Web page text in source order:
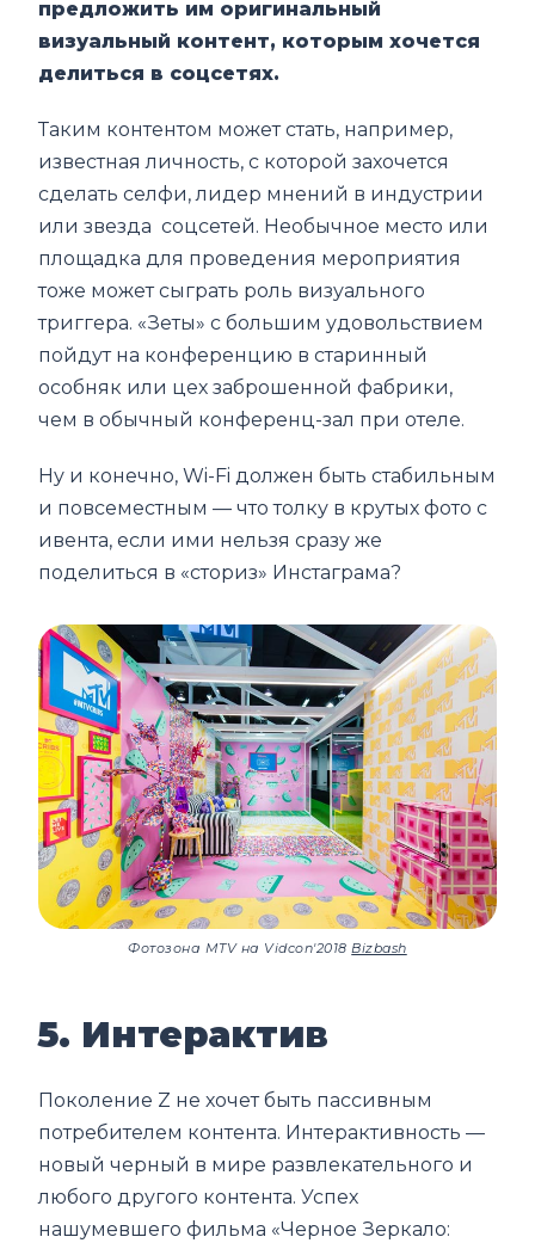
предложить им оригинальный
визуальный контент, которым хочется
делиться в соцсетях.
Таким контентом может стать, например,
известная личность, с которой захочется
сделать селфи, лидер мнений в индустрии
или звезда соцсетей. Необычное место или
площадка для проведения мероприятия
тоже может сыграть роль визуального
триггера. «Зеты» с большим удовольствием
пойдут на конференцию в старинный
особняк или цех заброшенной фабрики,
чем в обычный конференц-зал при отеле.
Ну и конечно, Wi-Fi должен быть стабильным
и повсеместным — что толку в крутых фото с
ивента, если ими нельзя сразу же
поделиться в «сториз» Инстаграма?
Фотозона MTV на Vidcon'2018Bizbash
5. Интерактив
Поколение Z не хочет быть пассивным
потребителем контента. Интерактивность —
новый черный в мире развлекательного и
любого другого контента. Успех
нашумевшего фильма «Черное Зеркало: